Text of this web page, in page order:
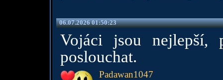
06.07.2026 01:50:23
Vojáci jsou nejlepší,
poslouchat.
Padawan1047